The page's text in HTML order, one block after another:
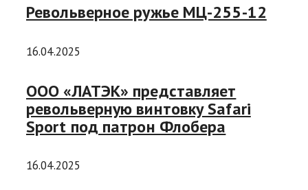
Револьверное ружье MЦ-255-12
16.04.2025
ООО «ЛАТЭК» представляет
револьверную винтовку Safari
Sport под патрон Флобера
16.04.2025